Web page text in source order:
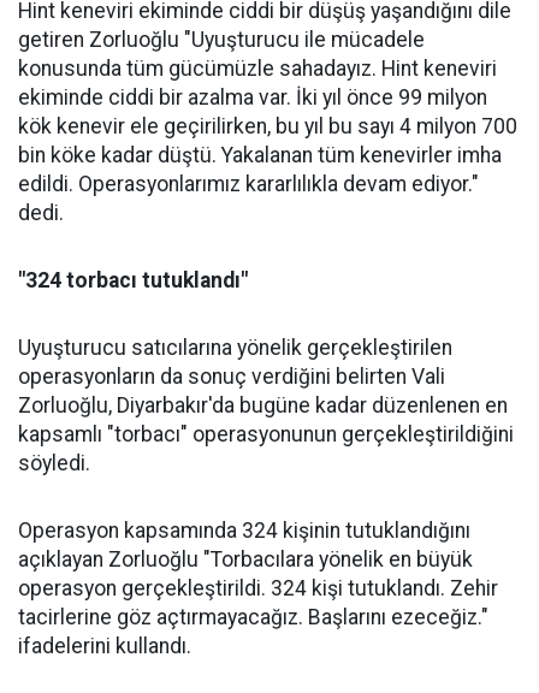
Hint keneviri ekiminde ciddi bir düşüş yaşandığını dile
getiren Zorluoğlu "Uyuşturucu ile mücadele
konusunda tüm gücümüzle sahadayız. Hint keneviri
ekiminde ciddi bir azalma var. İki yıl önce 99 milyon
kök kenevir ele geçirilirken, bu yıl bu sayı 4 milyon 700
bin köke kadar düştü. Yakalanan tüm kenevirler imha
edildi. Operasyonlarımız kararlılıkla devam ediyor."
dedi.
"324 torbacı tutuklandı"
Uyuşturucu satıcılarına yönelik gerçekleştirilen
operasyonların da sonuç verdiğini belirten Vali
Zorluoğlu, Diyarbakır'da bugüne kadar düzenlenen en
kapsamlı "torbacı" operasyonunun gerçekleştirildiğini
söyledi.
Operasyon kapsamında 324 kişinin tutuklandığını
açıklayan Zorluoğlu "Torbacılara yönelik en büyük
operasyon gerçekleştirildi. 324 kişi tutuklandı. Zehir
tacirlerine göz açtırmayacağız. Başlarını ezeceğiz."
ifadelerini kullandı.